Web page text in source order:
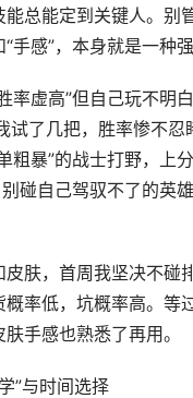
总能定到关键人。别
手感”，本身就是一种强
率虚高”但自己玩不明
试了几把，胜率惨不忍
粗暴”的战士打野，上
碰自己驾驭不了的英
肤，首周我坚决不碰
概率低，坑概率高。等
手感也熟悉了再用。
”与时间选择